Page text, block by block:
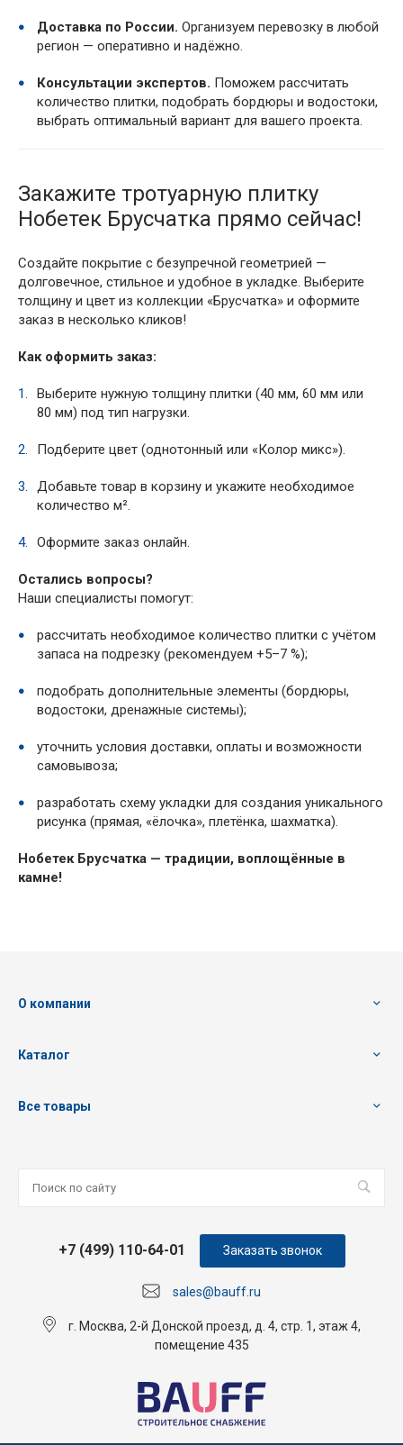
Доставка по России. Организуем перевозку в любой
регион — оперативно и надёжно.
Консультации экспертов. Поможем рассчитать
количество плитки, подобрать бордюры и водостоки,
выбрать оптимальный вариант для вашего проекта.
Закажите тротуарную плитку
Нобетек Брусчатка прямо сейчас!
Создайте покрытие с безупречной геометрией —
долговечное, стильное и удобное в укладке. Выберите
толщину и цвет из коллекции «Брусчатка» и оформите
заказ в несколько кликов!
Как оформить заказ:
Выберите нужную толщину плитки (40 мм, 60 мм или
80 мм) под тип нагрузки.
Подберите цвет (однотонный или «Колор микс»).
Добавьте товар в корзину и укажите необходимое
количество м².
Оформите заказ онлайн.
Остались вопросы?
Наши специалисты помогут:
рассчитать необходимое количество плитки с учётом
запаса на подрезку (рекомендуем +5–7 %);
подобрать дополнительные элементы (бордюры,
водостоки, дренажные системы);
уточнить условия доставки, оплаты и возможности
самовывоза;
разработать схему укладки для создания уникального
рисунка (прямая, «ёлочка», плетёнка, шахматка).
Нобетек Брусчатка — традиции, воплощённые в
камне!
О компании
Каталог
Все товары
sales@bauff.ru
+7 (499) 110-64-01
г. Москва, 2-й Донской проезд, д. 4, стр. 1, этаж 4,
помещение 435
Заказать звонок